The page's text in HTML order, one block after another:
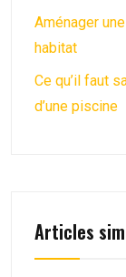
Aménager
habitat
Ce qu’il faut
d’une piscine
Articles